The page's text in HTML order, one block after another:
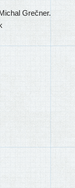
Grečner.